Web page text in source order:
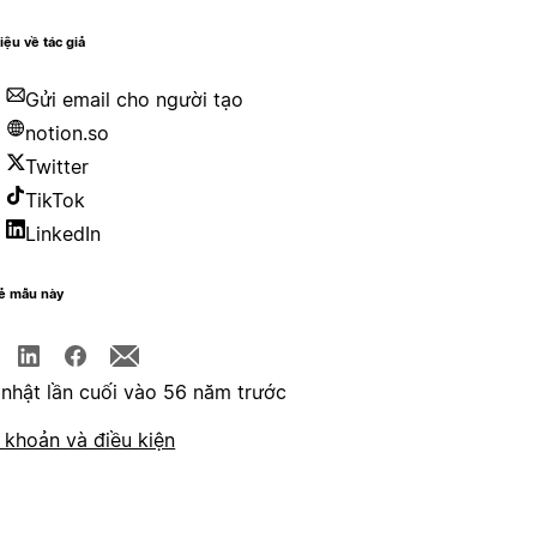
về tác giả
Gửi email cho người tạo
notion.so
Twitter
TikTok
LinkedIn
mẫu này
lần cuối vào 56 năm trước
và điều kiện